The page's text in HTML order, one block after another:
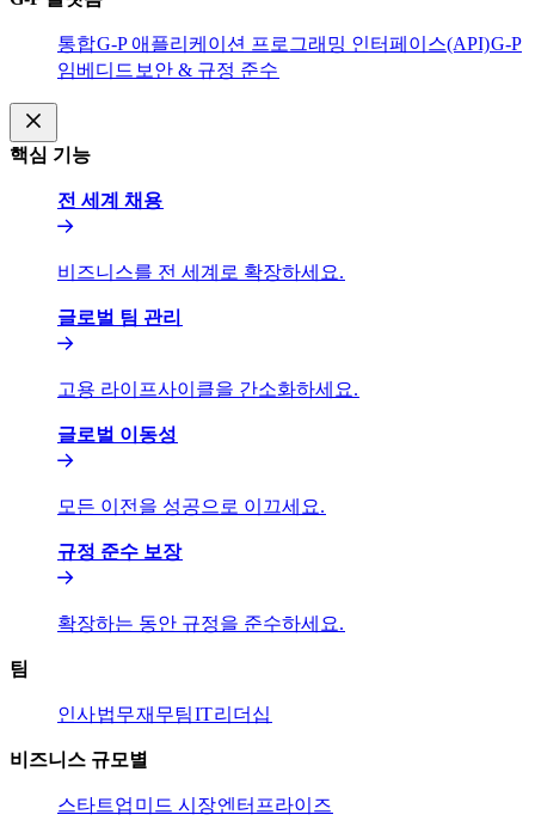
통합​​G-P 애플리케이션 프로그래밍 인터페이스(API)​​G-P
임베디드​​ 보안 & 규정 준수​​
핵심 기능​​
전 세계 채용​​
비즈니스를 전 세계로 확장하세요.​​
글로벌 팀 관리​​
고용 라이프사이클을 간소화하세요.​​
글로벌 이동성​​
모든 이전을 성공으로 이끄세요.​​
규정 준수 보장​​
확장하는 동안 규정을 준수하세요.​​
팀​​
인사​​법무​​재무팀​​IT​​리더십​​
비즈니스 규모별​​
스타트업​​ 미드 시장​​엔터프라이즈​​